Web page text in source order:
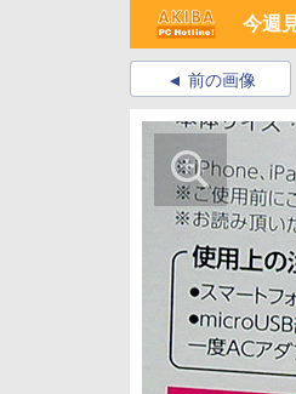
今週
前の画像